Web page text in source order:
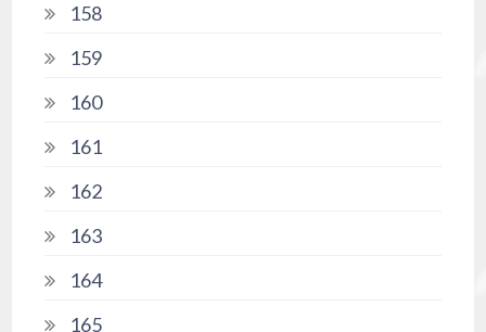
158
159
160
161
162
163
164
165